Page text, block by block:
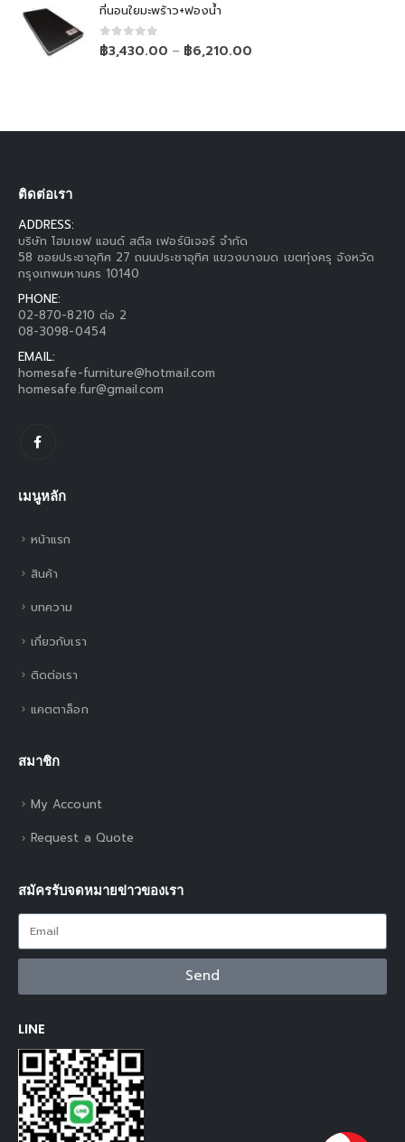
ที่นอนใยมะพร้าว+ฟองน้ำ
0out of 5
฿3,430.00 – ฿6,210.00
ติดต่อเรา
ADDRESS:
บริษัท โฮมเซฟ แอนด์ สตีล เฟอร์นิเจอร์ จำกัด
58 ซอยประชาอุทิศ 27 ถนนประชาอุทิศ แขวงบางมด เขตทุ่งครุ จังหวัด
กรุงเทพมหานคร 10140
PHONE:
02-870-8210 ต่อ 2
08-3098-0454
EMAIL:
homesafe-furniture@hotmail.com
homesafe.fur@gmail.com
เมนูหลัก
หน้าแรก
สินค้า
บทความ
เกี่ยวกับเรา
ติดต่อเรา
แคตตาล็อก
สมาชิก
My Account
Request a Quote
สมัครรับจดหมายข่าวของเรา
Send
LINE